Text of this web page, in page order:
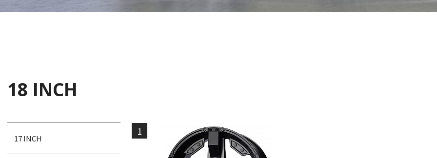
18 INCH
17 INCH
1